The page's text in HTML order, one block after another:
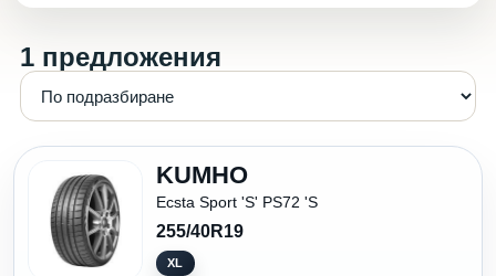
1 предложения
KUMHO
Ecsta Sport 'S' PS72 'S
255/40R19
XL